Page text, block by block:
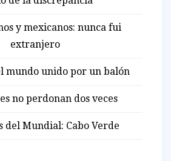
y mexicanos: nunca fui
extranjero
mundo unido por un balón
no perdonan dos veces
del Mundial: Cabo Verde